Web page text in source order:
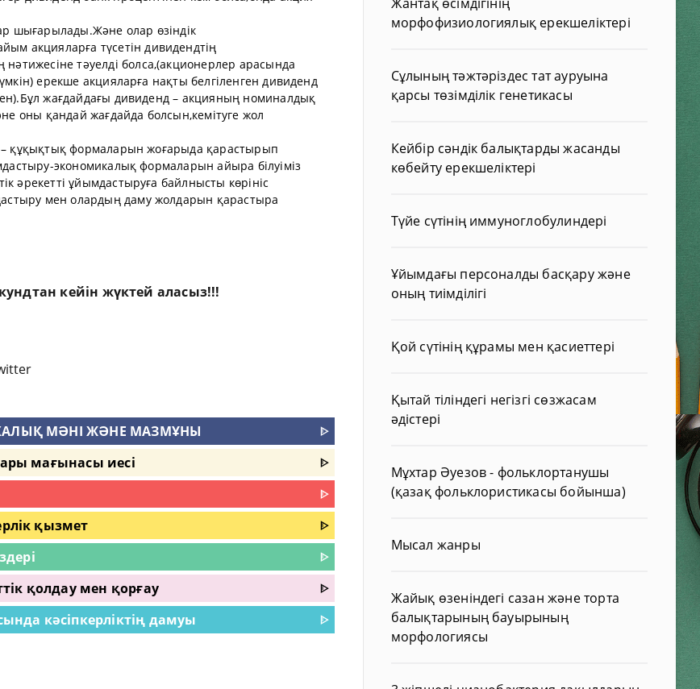
шығарылады.Және олар өзіндік
акцияларға түсетін дивидендтің
тәуелді болса,(акционерлер арасында
ерекше акцияларға нақты белгіленген дивиденд
жағдайдағы дивиденд – акцияның номиналдық
оны қандай жағдайда болсын,кемітуге жол
– құқықтық формаларын жоғарыда қарастырып
экономикалық формаларын айыра білуіміз
әрекетті ұйымдастыруға байлнысты көрініс
мен олардың даму жолдарын қарастыра
кейін жүктей аласыз!!!
МӘНІ ЖӘНЕ МАЗМҰНЫ
ᐈ
мағынасы иесі
ᐈ
ᐈ
қызмет
ᐈ
ᐈ
қолдау мен қорғау
ᐈ
кәсіпкерліктің дамуы
ᐈ
морфофизиологиялық ерекшеліктері
Сұлының тәжтәріздес тат ауруына
қарсы төзімділік генетикасы
Кейбір сәндік балықтарды жасанды
көбейту ерекшеліктері
Түйе сүтінің иммуноглобулиндері
Ұйымдағы персоналды басқару және
оның тиімділігі
Қой сүтінің құрамы мен қасиеттері
Қытай тіліндегі негізгі сөзжасам
әдістері
Мұхтар Әуезов - фольклортанушы
(қазақ фольклористикасы бойынша)
Мысал жанры
Жайық өзеніндегі сазан және торта
балықтарының бауырының
морфологиясы